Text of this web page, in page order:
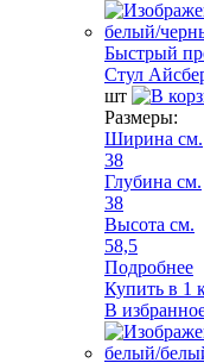
Быстрый
Стул
шт
Размеры:
Ширина см.
38
Глубина см.
38
Высота см.
58,5
Подробнее
Купить в 1
В